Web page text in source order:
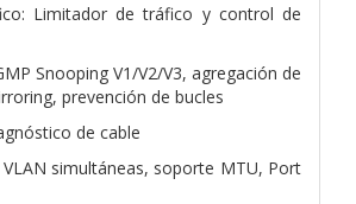
Limitador de tráfico y control de
Snooping V1/V2/V3, agregación de
prevención de bucles
de cable
VLAN simultáneas, soporte MTU, Port